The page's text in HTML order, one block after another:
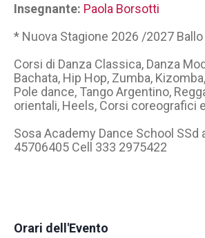
Insegnante: Paola Borsotti
* Nuova Stagione 2026 /2027
Corsi di Danza Classica, Danza
Bachata, Hip Hop, Zumba,
Pole dance, Tango Argentino,
orientali, Heels, Corsi coreografici
Sosa Academy Dance School SSd
45706405 Cell 333 2975422
Orari dell'Evento